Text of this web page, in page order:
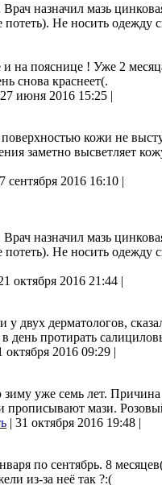
назначил мазь
потеть). Не носить одежду
пояснице ! Уже 2
снова краснеет(.
июня 2016 15:25 |
кожи не
заметно высветляет
сентября 2016 16:10 |
назначил мазь
потеть). Не носить одежду
октября 2016 21:44 |
двух дерматологов,
в день протирать
октября 2016 09:29 |
уже семь лет.
прописывают мази.
| 31 октября 2016 19:48 |
по сентябрь. 8
из-за неё так ?:(